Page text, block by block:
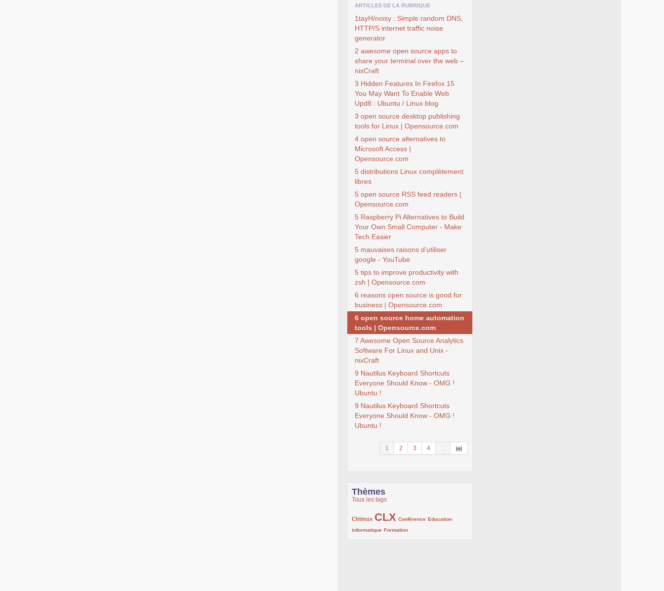
ARTICLES DE LA RUBRIQUE
1tayH/noisy : Simple random DNS,
HTTP/S internet traffic noise
generator
2 awesome open source apps to
share your terminal over the web –
nixCraft
3 Hidden Features In Firefox 15
You May Want To Enable Web
Upd8 : Ubuntu / Linux blog
3 open source desktop publishing
tools for Linux | Opensource.com
4 open source alternatives to
Microsoft Access |
Opensource.com
5 distributions Linux complètement
libres
5 open source RSS feed readers |
Opensource.com
5 Raspberry Pi Alternatives to Build
Your Own Small Computer - Make
Tech Easier
5 mauvaises raisons d’utiliser
google - YouTube
5 tips to improve productivity with
zsh | Opensource.com
6 reasons open source is good for
business | Opensource.com
6 open source home automation
tools | Opensource.com
7 Awesome Open Source Analytics
Software For Linux and Unix -
nixCraft
9 Nautilus Keyboard Shortcuts
Everyone Should Know - OMG !
Ubuntu !
9 Nautilus Keyboard Shortcuts
Everyone Should Know - OMG !
Ubuntu !
1 2 3 4 ...
Thèmes
Tous les tags
Chtinux
222/1002CLX
1002/1002 Conférence
132/1002
Education
informatique
119/1002 Formation
168/1002